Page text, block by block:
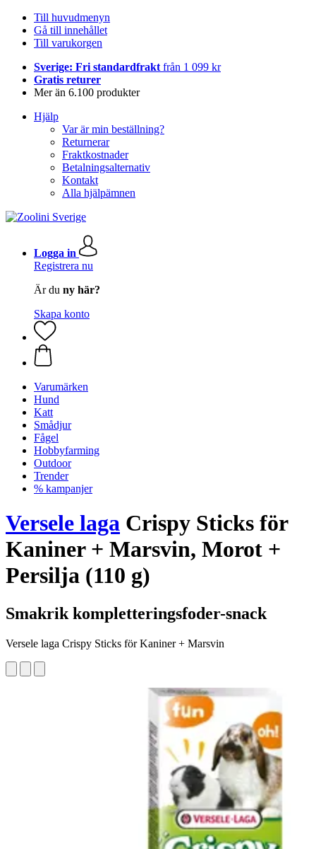
Till huvudmenyn
Gå till innehållet
Till varukorgen
Sverige: Fri standardfrakt från 1 099 kr
Gratis returer
Mer än 6.100 produkter
Hjälp
Var är min beställning?
Returnerar
Fraktkostnader
Betalningsalternativ
Kontakt
Alla hjälpämnen
Logga in
Registrera nu
Är du ny här?
Skapa konto
Varumärken
Hund
Katt
Smådjur
Fågel
Hobbyfarming
Outdoor
Trender
% kampanjer
Versele laga Crispy Sticks för
Kaniner + Marsvin, Morot +
Persilja (110 g)
Smakrik kompletteringsfoder-snack
Versele laga Crispy Sticks för Kaniner + Marsvin